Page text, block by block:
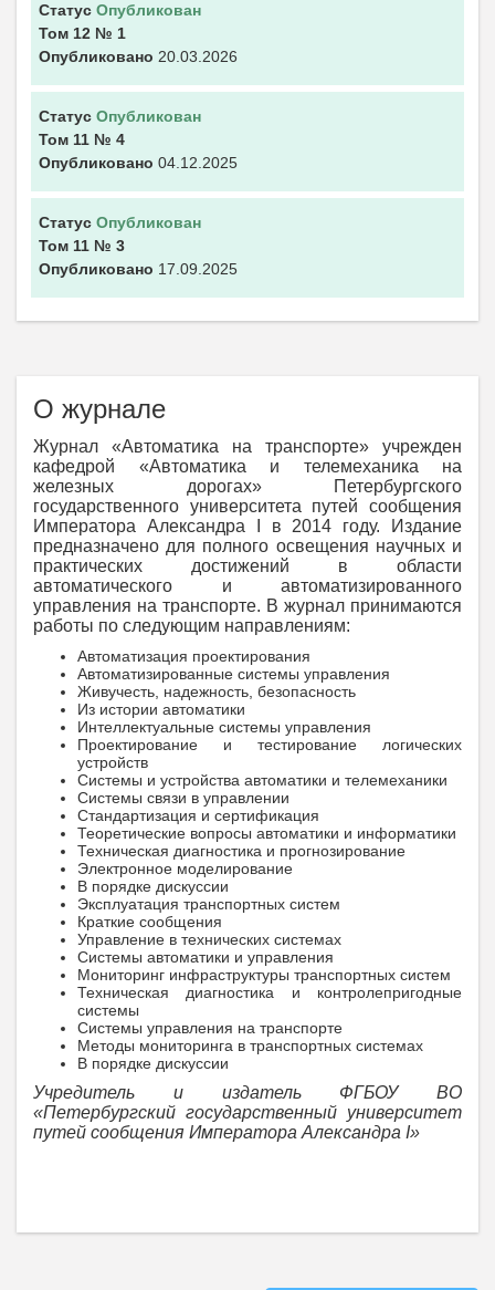
Статус Опубликован
Том 12 № 1
Опубликовано 20.03.2026
Статус Опубликован
Том 11 № 4
Опубликовано 04.12.2025
Статус Опубликован
Том 11 № 3
Опубликовано 17.09.2025
О журнале
Журнал «Автоматика на транспорте» учрежден
кафедрой «Автоматика и телемеханика на
железных дорогах» Петербургского
государственного университета путей сообщения
Императора Александра I в 2014 году. Издание
предназначено для полного освещения научных и
практических достижений в области
автоматического и автоматизированного
управления на транспорте. В журнал принимаются
работы по следующим направлениям:
Автоматизация проектирования
Автоматизированные системы управления
Живучесть, надежность, безопасность
Из истории автоматики
Интеллектуальные системы управления
Проектирование и тестирование логических
устройств
Системы и устройства автоматики и телемеханики
Системы связи в управлении
Стандартизация и сертификация
Теоретические вопросы автоматики и информатики
Техническая диагностика и прогнозирование
Электронное моделирование
В порядке дискуссии
Эксплуатация транспортных систем
Краткие сообщения
Управление в технических системах
Системы автоматики и управления
Мониторинг инфраструктуры транспортных систем
Техническая диагностика и контролепригодные
системы
Системы управления на транспорте
Методы мониторинга в транспортных системах
В порядке дискуссии
Учредитель и издатель ФГБОУ ВО
«Петербургский государственный университет
путей сообщения Императора Александра I»